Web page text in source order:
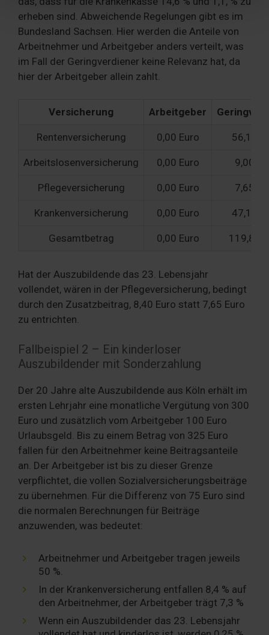
Partner führen diese Informationen möglicherweise mit
weiteren Daten zusammen, die Sie ihnen bereitgestellt
haben oder die sie im Rahmen Ihrer Nutzung der Dienste
gesammelt haben. Sie geben Einwilligung zu unseren
Cookies, wenn Sie unsere Webseite weiterhin nutzen.
erheben sind. Abweichende Regelungen gibt es im
Bundesland Sachsen. Hier werden die Anteile von
Arbeitnehmer und Arbeitgeber anders verteilt, was
im Fall der Geringverdiener keine Relevanz hat, da
hier der Arbeitgeber allein zahlt.
Versicherung Arbeitgeber
Rentenversicherung 0,00 Euro 56,10
Arbeitslosenversicherung 0,00 Euro 9,00
Pflegeversicherung 0,00 Euro 7,65
Krankenversicherung 0,00 Euro 47,10
Gesamtbetrag 0,00 Euro 119,85
Hat der Auszubildende das 23. Lebensjahr
vollendet, wären in der Pflegeversicherung, bedingt
durch den Zusatzbeitrag, 8,40 Euro statt 7,65 Euro
zu entrichten.
Fallbeispiel 2 – Ein kinderloser
Auszubildender mit Sonderzahlung
Der 20 Jahre alte Auszubildende aus Köln erhält im
ersten Lehrjahr eine monatliche Vergütung von 300
Euro und zusätzlich vom Arbeitgeber 100 Euro
Urlaubsgeld. Bis zu einem Betrag von 325 Euro
fallen für den Arbeitnehmer keine Beitragsanteile
an. Der Arbeitgeber ist bis zu dieser Grenze
verpflichtet, die vollen Sozialversicherungsbeiträge
zu übernehmen. Für die Differenz von 75 Euro sind
die normalen Berechnungen für Beiträge
anzuwenden, was bedeutet:
Arbeitnehmer und Arbeitgeber tragen jeweils
50 %.
In der Krankenversicherung entfallen 8,4 % auf
den Arbeitnehmer, der Arbeitgeber trägt 7,3 %
Wenn ein Auszubildender das 23. Lebensjahr